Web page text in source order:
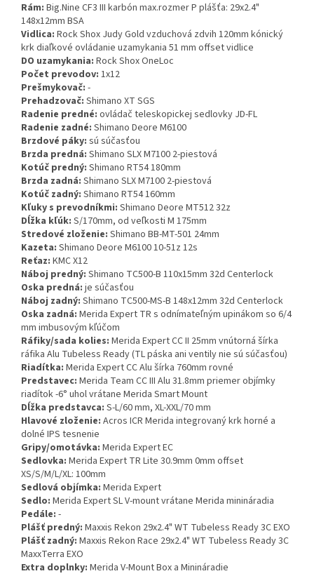
Rám: Big.Nine CF3 III karbón max.rozmer P plášťa: 29x2.4"
148x12mm BSA
Vidlica: Rock Shox Judy Gold vzduchová zdvih 120mm kónický
krk diaľkové ovládanie uzamykania 51 mm offset vidlice
DO uzamykania: Rock Shox OneLoc
Počet prevodov: 1x12
Prešmykovač: -
Prehadzovač: Shimano XT SGS
Radenie predné: ovládač teleskopickej sedlovky JD-FL
Radenie zadné: Shimano Deore M6100
Brzdové páky: sú súčasťou
Brzda predná: Shimano SLX M7100 2-piestová
Kotúč predný: Shimano RT54 180mm
Brzda zadná: Shimano SLX M7100 2-piestová
Kotúč zadný: Shimano RT54 160mm
Kľuky s prevodníkmi: Shimano Deore MT512 32z
Dĺžka kľúk: S/170mm, od veľkosti M 175mm
Stredové zloženie: Shimano BB-MT-501 24mm
Kazeta: Shimano Deore M6100 10-51z 12s
Reťaz: KMC X12
Náboj predný: Shimano TC500-B 110x15mm 32d Centerlock
Oska predná: je súčasťou
Náboj zadný: Shimano TC500-MS-B 148x12mm 32d Centerlock
Oska zadná: Merida Expert TR s odnímateľným upinákom so 6/4
mm imbusovým kľúčom
Ráfiky/sada kolies: Merida Expert CC II 25mm vnútorná šírka
ráfika Alu Tubeless Ready (TL páska ani ventily nie sú súčasťou)
Riadítka: Merida Expert CC Alu šírka 760mm rovné
Predstavec: Merida Team CC III Alu 31.8mm priemer objímky
riadítok -6° uhol vrátane Merida Smart Mount
Dĺžka predstavca: S-L/60 mm, XL-XXL/70 mm
Hlavové zloženie: Acros ICR Merida integrovaný krk horné a
dolné IPS tesnenie
Gripy/omotávka: Merida Expert EC
Sedlovka: Merida Expert TR Lite 30.9mm 0mm offset
XS/S/M/L/XL: 100mm
Sedlová objímka: Merida Expert
Sedlo: Merida Expert SL V-mount vrátane Merida minináradia
Pedále: -
Plášť predný: Maxxis Rekon 29x2.4" WT Tubeless Ready 3C EXO
Plášť zadný: Maxxis Rekon Race 29x2.4" WT Tubeless Ready 3C
MaxxTerra EXO
Extra doplnky: Merida V-Mount Box a Minináradie